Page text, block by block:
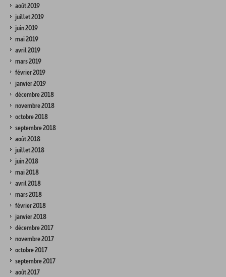
août 2019
juillet 2019
juin 2019
mai 2019
avril 2019
mars 2019
février 2019
janvier 2019
décembre 2018
novembre 2018
octobre 2018
septembre 2018
août 2018
juillet 2018
juin 2018
mai 2018
avril 2018
mars 2018
février 2018
janvier 2018
décembre 2017
novembre 2017
octobre 2017
septembre 2017
août 2017